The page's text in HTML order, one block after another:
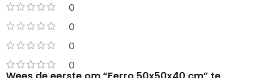
0
0
0
0